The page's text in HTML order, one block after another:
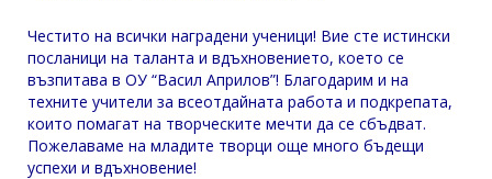
Честито на всички наградени ученици! Вие сте истински
посланици на таланта и вдъхновението, което се
възпитава в ОУ “Васил Априлов”! Благодарим и на
техните учители за всеотдайната работа и подкрепата,
които помагат на творческите мечти да се сбъдват.
Пожелаваме на младите творци още много бъдещи
успехи и вдъхновение!